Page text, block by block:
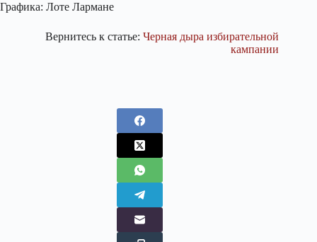
Графика: Лоте Лармане
Вернитесь к статье:Черная дыра избирательной
кампании